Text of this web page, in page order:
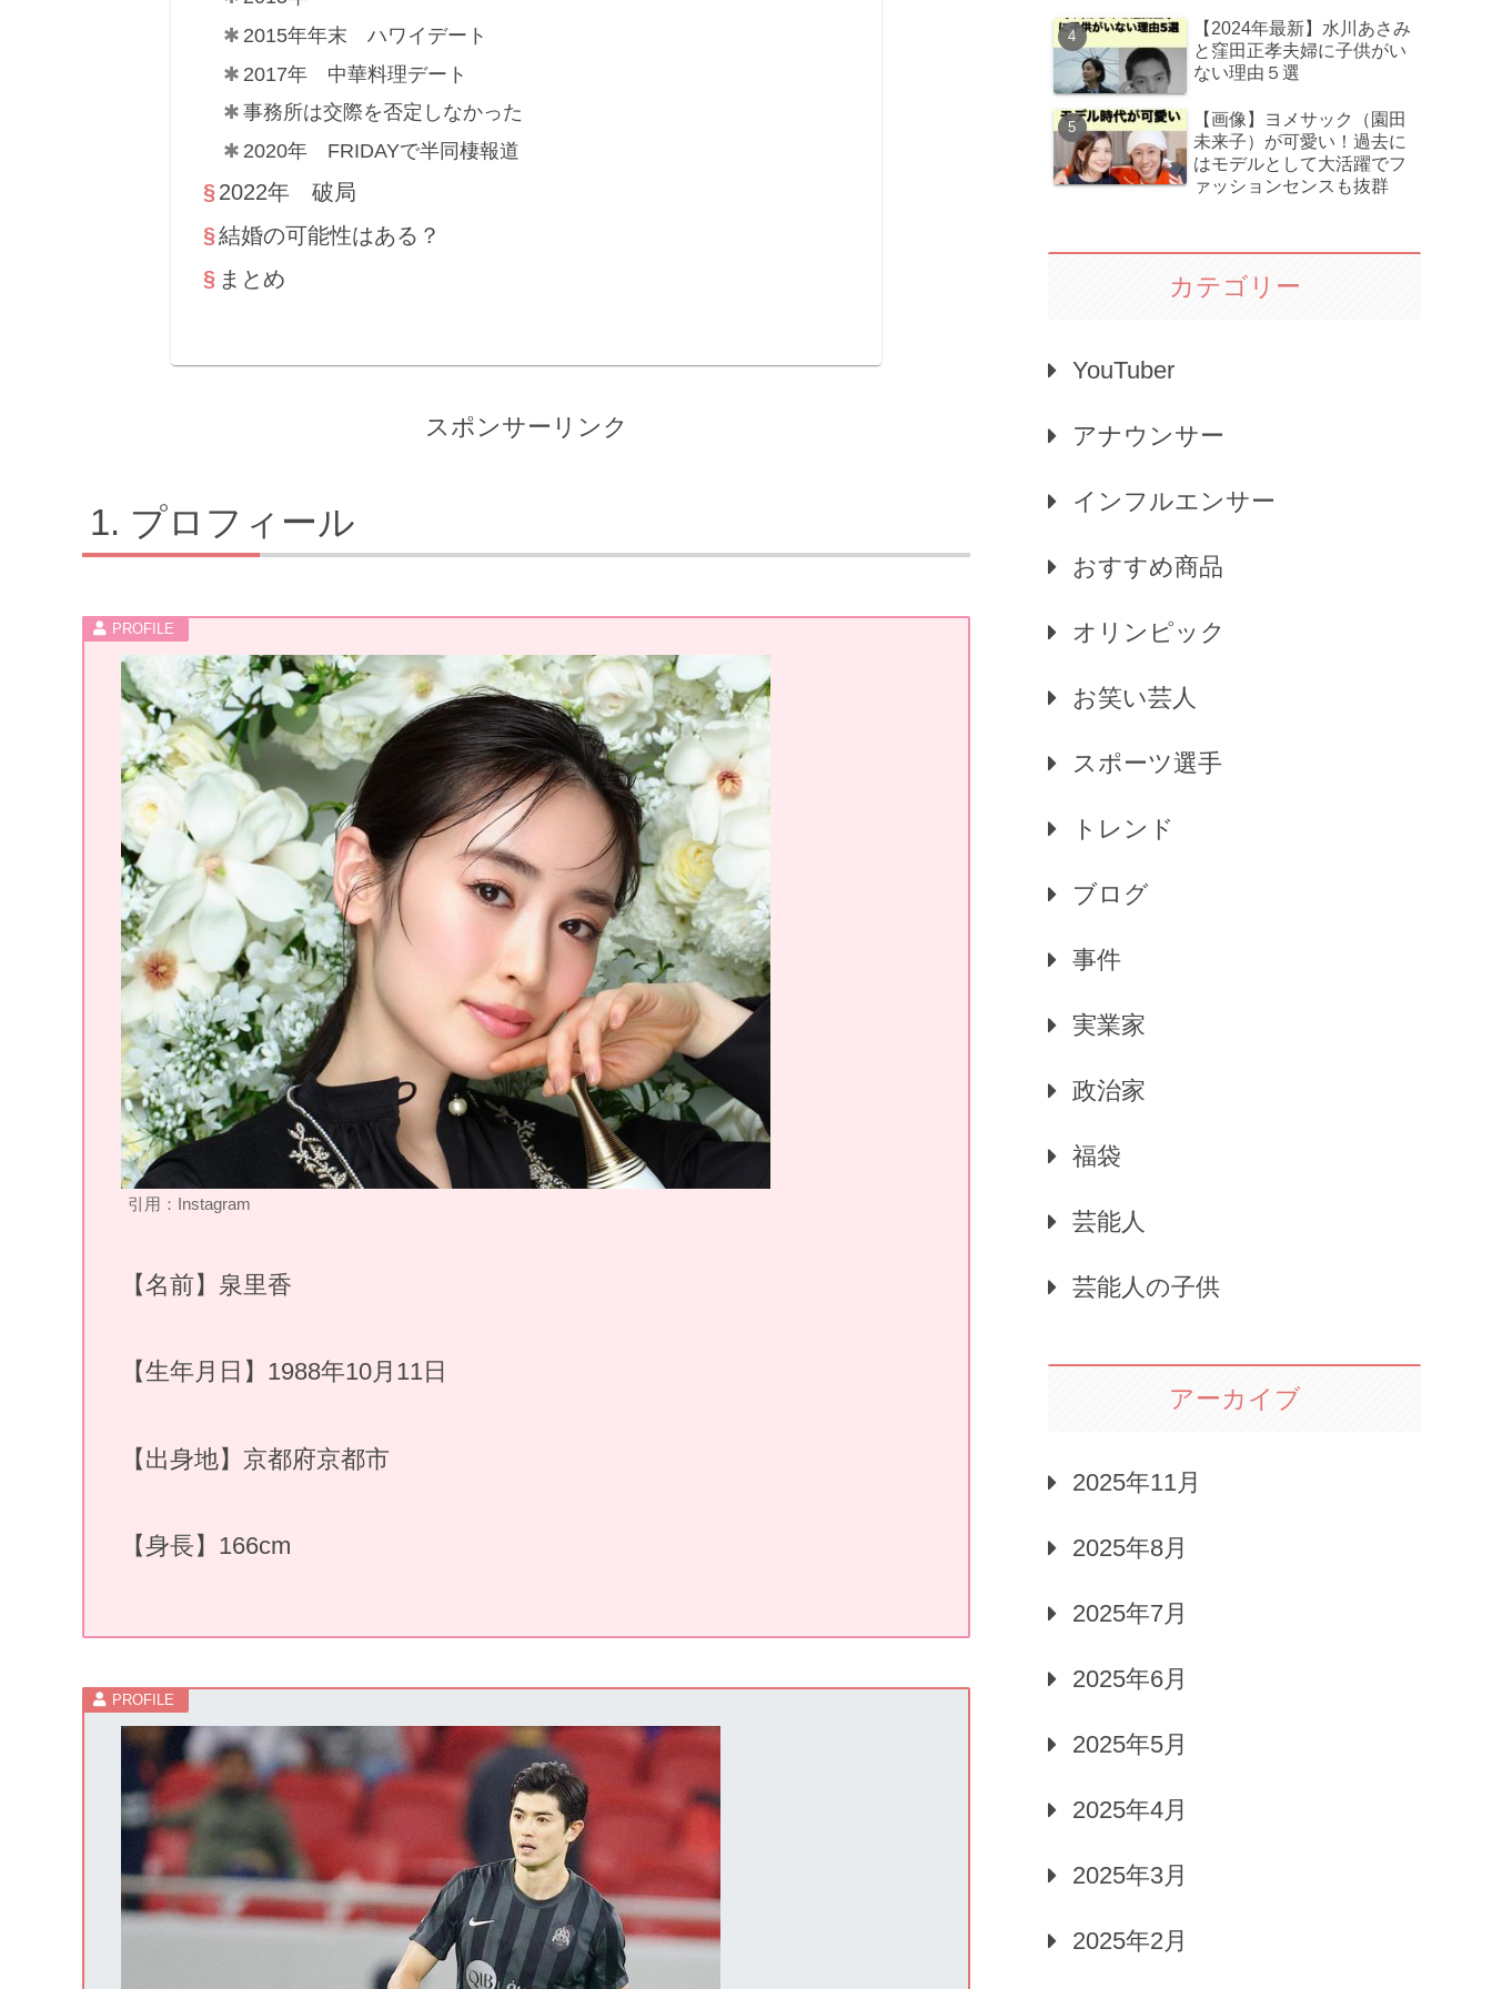
2015年年末 ハワイデート
2017年 中華料理デート
事務所は交際を否定しなかった
2020年 FRIDAYで半同棲報道
2022年 破局
結婚の可能性はある？
まとめ
スポンサーリンク
プロフィール
引用：Instagram
【名前】泉里香
【生年月日】1988年10月11日
【出身地】京都府京都市
【身長】166cm
【2024年最新】水川あさみ
と窪田正孝夫婦に子供がい
ない理由５選
【画像】ヨメサック（園田
未来子）が可愛い！過去に
はモデルとして大活躍でフ
ァッションセンスも抜群
カテゴリー
YouTuber
アナウンサー
インフルエンサー
おすすめ商品
オリンピック
お笑い芸人
スポーツ選手
トレンド
ブログ
事件
実業家
政治家
福袋
芸能人
芸能人の子供
アーカイブ
2025年11月
2025年8月
2025年7月
2025年6月
2025年5月
2025年4月
2025年3月
2025年2月